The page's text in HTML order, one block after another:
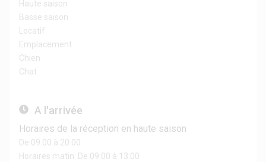
Haute saison
Basse saison
Locatif
Emplacement
Chien
Chat
A l'arrivée
Horaires de la réception en haute saison
De 09:00 à 20:00
Horaires matin: De 09:00 à 13:00